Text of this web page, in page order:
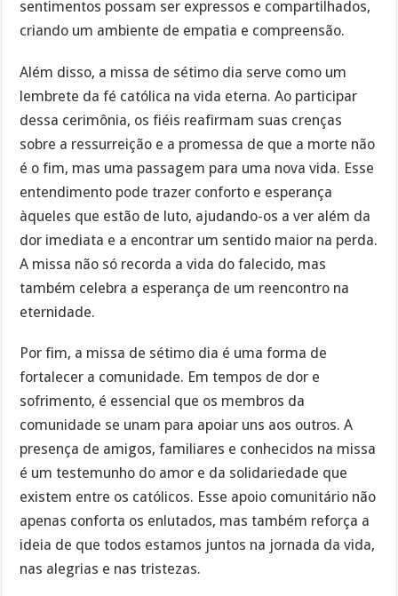
sentimentos possam ser expressos e compartilhados,
criando um ambiente de empatia e compreensão.
Além disso, a missa de sétimo dia serve como um
lembrete da fé católica na vida eterna. Ao participar
dessa cerimônia, os fiéis reafirmam suas crenças
sobre a ressurreição e a promessa de que a morte não
é o fim, mas uma passagem para uma nova vida. Esse
entendimento pode trazer conforto e esperança
àqueles que estão de luto, ajudando-os a ver além da
dor imediata e a encontrar um sentido maior na perda.
A missa não só recorda a vida do falecido, mas
também celebra a esperança de um reencontro na
eternidade.
Por fim, a missa de sétimo dia é uma forma de
fortalecer a comunidade. Em tempos de dor e
sofrimento, é essencial que os membros da
comunidade se unam para apoiar uns aos outros. A
presença de amigos, familiares e conhecidos na missa
é um testemunho do amor e da solidariedade que
existem entre os católicos. Esse apoio comunitário não
apenas conforta os enlutados, mas também reforça a
ideia de que todos estamos juntos na jornada da vida,
nas alegrias e nas tristezas.